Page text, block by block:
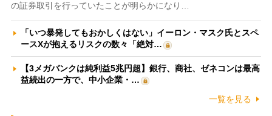
の証券取引を行っていたことが明らかになり…
「いつ暴発してもおかしくはない」イーロン・マスク氏とスペ
ースXが抱えるリスクの数々「絶対…
【3メガバンクは純利益5兆円超】銀行、商社、ゼネコンは最高
益続出の一方で、中小企業・…
一覧を見る